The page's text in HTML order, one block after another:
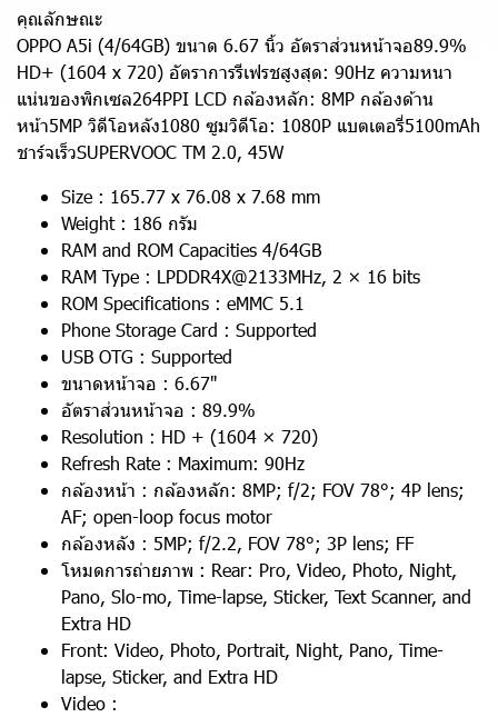
คุณลักษณะ
OPPO A5i (4/64GB) ขนาด 6.67 นิ้ว อัตราส่วนหน้าจอ89.9%
HD+ (1604 x 720) อัตราการรีเฟรชสูงสุด: 90Hz ความหนา
แน่นของพิกเซล264PPI LCD กล้องหลัก: 8MP กล้องด้าน
หน้า5MP วิดีโอหลัง1080 ซูมวิดีโอ: 1080P แบตเตอรี่5100mAh
ชาร์จเร็วSUPERVOOC TM 2.0, 45W
Size : 165.77 x 76.08 x 7.68 mm
Weight : 186 กรัม
RAM and ROM Capacities 4/64GB
RAM Type : LPDDR4X@2133MHz, 2 × 16 bits
ROM Specifications : eMMC 5.1
Phone Storage Card : Supported
USB OTG : Supported
ขนาดหน้าจอ : 6.67"
อัตราส่วนหน้าจอ : 89.9%
Resolution : HD + (1604 × 720)
Refresh Rate : Maximum: 90Hz
กล้องหน้า : กล้องหลัก: 8MP; f/2; FOV 78°; 4P lens;
AF; open-loop focus motor
กล้องหลัง : 5MP; f/2.2, FOV 78°; 3P lens; FF
โหมดการถ่ายภาพ : Rear: Pro, Video, Photo, Night,
Pano, Slo-mo, Time-lapse, Sticker, Text Scanner, and
Extra HD
Front: Video, Photo, Portrait, Night, Pano, Time-
lapse, Sticker, and Extra HD
Video :